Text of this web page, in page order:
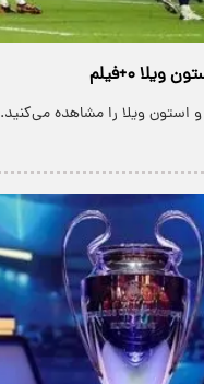
استون ویلا را مشاهده می‌کنید.